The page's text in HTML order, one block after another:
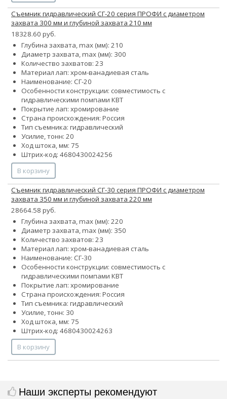
Съемник гидравлический СГ-20 серия ПРОФИ с диаметром
захвата 300 мм и глубиной захвата 210 мм
18328.60 руб.
Глубина захвата, max (мм): 210
Диаметр захвата, max (мм): 300
Количество захватов: 23
Материал лап: хром-ванадиевая сталь
Наименование: СГ-20
Особенности конструкции: совместимость с
гидравлическими помпами КВТ
Покрытие лап: хромирование
Страна происхождения: Россия
Тип съемника: гидравлический
Усилие, тонн: 20
Ход штока, мм: 75
Штрих-код: 4680430024256
В корзину
Съемник гидравлический СГ-30 серия ПРОФИ с диаметром
захвата 350 мм и глубиной захвата 220 мм
28664.58 руб.
Глубина захвата, max (мм): 220
Диаметр захвата, max (мм): 350
Количество захватов: 23
Материал лап: хром-ванадиевая сталь
Наименование: СГ-30
Особенности конструкции: совместимость с
гидравлическими помпами КВТ
Покрытие лап: хромирование
Страна происхождения: Россия
Тип съемника: гидравлический
Усилие, тонн: 30
Ход штока, мм: 75
Штрих-код: 4680430024263
В корзину
Наши эксперты рекомендуют